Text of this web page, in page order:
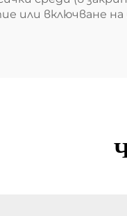
или включване